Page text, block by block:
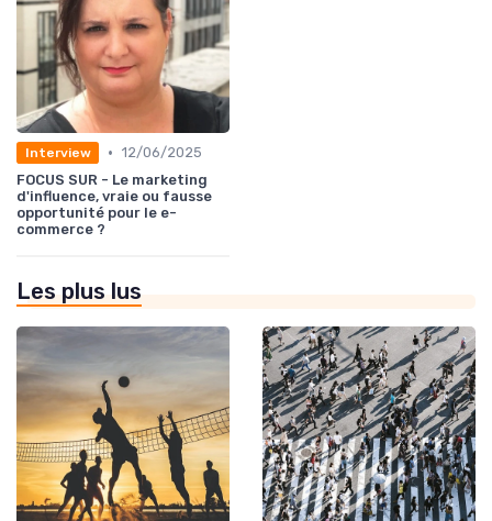
Interview • 12/06/2025
FOCUS SUR - Le marketing
d'influence, vraie ou fausse
opportunité pour le e-
commerce ?
Les plus lus